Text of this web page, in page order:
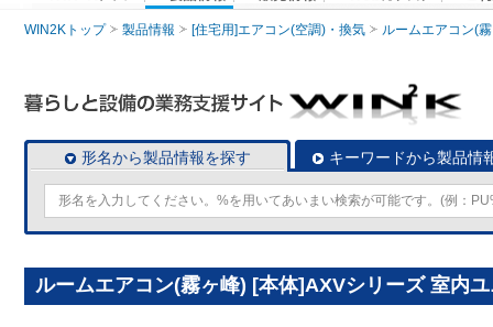
WIN2Kトップ 製品情報 [住宅用]エアコン(空調)・換気 ルームエアコン(
形名から製品情報を探す キーワードから製品情
ルームエアコン(霧ヶ峰) [本体]AXVシリーズ 室内